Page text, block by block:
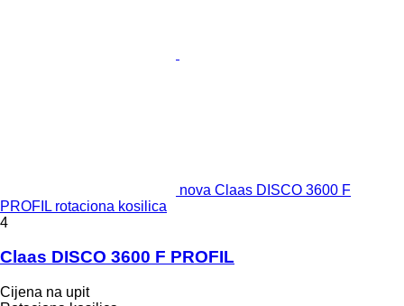
nova Claas DISCO 3600 F
PROFIL rotaciona kosilica
4
Claas DISCO 3600 F PROFIL
Cijena na upit